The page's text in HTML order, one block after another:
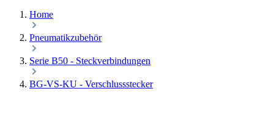
Home
Pneumatikzubehör
Serie B50 - Steckverbindungen
BG-VS-KU - Verschlussstecker